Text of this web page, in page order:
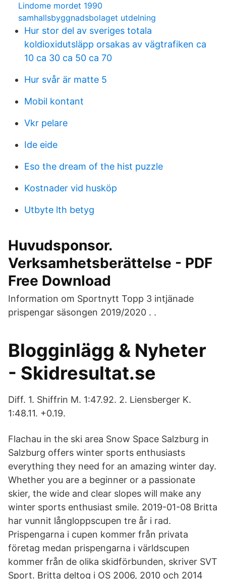
Lindome mordet 1990
samhallsbyggnadsbolaget utdelning
Hur stor del av sveriges totala
koldioxidutsläpp orsakas av vägtrafiken ca
10 ca 30 ca 50 ca 70
Hur svår är matte 5
Mobil kontant
Vkr pelare
Ide eide
Eso the dream of the hist puzzle
Kostnader vid husköp
Utbyte lth betyg
Huvudsponsor.
Verksamhetsberättelse - PDF
Free Download
Information om Sportnytt Topp 3 intjänade
prispengar säsongen 2019/2020 . .
Blogginlägg & Nyheter
- Skidresultat.se
Diff. 1. Shiffrin M. 1:47.92. 2. Liensberger K.
1:48.11. +0.19.
Flachau in the ski area Snow Space Salzburg in
Salzburg offers winter sports enthusiasts
everything they need for an amazing winter day.
Whether you are a beginner or a passionate
skier, the wide and clear slopes will make any
winter sports enthusiast smile. 2019-01-08 Britta
har vunnit långloppscupen tre år i rad.
Prispengarna i cupen kommer från privata
företag medan prispengarna i världscupen
kommer från de olika skidförbunden, skriver SVT
Sport. Britta deltog i OS 2006, 2010 och 2014